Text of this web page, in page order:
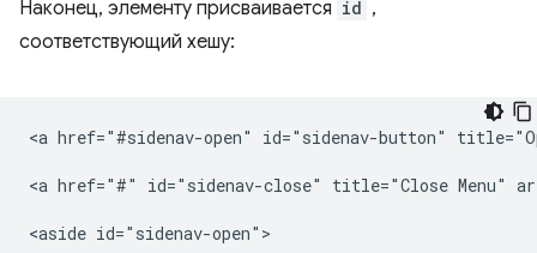
Наконец, элементу присваивается id ,
соответствующий хешу:
<a href="#sidenav-open" id="sidenav-button"
<a href="#" id="sidenav-close" title="Close Menu"
<aside id="sidenav-open">